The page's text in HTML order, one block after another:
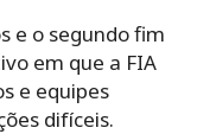
e o segundo fim
em que a FIA
e equipes
difíceis.